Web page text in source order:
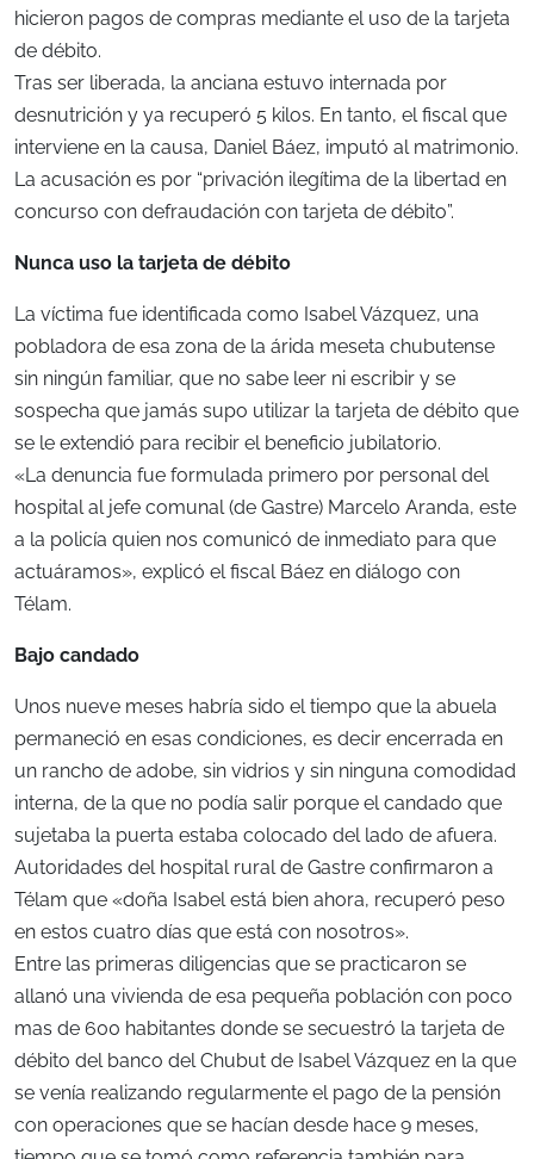
hicieron pagos de compras mediante el uso de la tarjeta
de débito.
Tras ser liberada, la anciana estuvo internada por
desnutrición y ya recuperó 5 kilos. En tanto, el fiscal que
interviene en la causa, Daniel Báez, imputó al matrimonio.
La acusación es por “privación ilegítima de la libertad en
concurso con defraudación con tarjeta de débito”.
Nunca uso la tarjeta de débito
La víctima fue identificada como Isabel Vázquez, una
pobladora de esa zona de la árida meseta chubutense
sin ningún familiar, que no sabe leer ni escribir y se
sospecha que jamás supo utilizar la tarjeta de débito que
se le extendió para recibir el beneficio jubilatorio.
«La denuncia fue formulada primero por personal del
hospital al jefe comunal (de Gastre) Marcelo Aranda, este
a la policía quien nos comunicó de inmediato para que
actuáramos», explicó el fiscal Báez en diálogo con
Télam.
Bajo candado
Unos nueve meses habría sido el tiempo que la abuela
permaneció en esas condiciones, es decir encerrada en
un rancho de adobe, sin vidrios y sin ninguna comodidad
interna, de la que no podía salir porque el candado que
sujetaba la puerta estaba colocado del lado de afuera.
Autoridades del hospital rural de Gastre confirmaron a
Télam que «doña Isabel está bien ahora, recuperó peso
en estos cuatro días que está con nosotros».
Entre las primeras diligencias que se practicaron se
allanó una vivienda de esa pequeña población con poco
mas de 600 habitantes donde se secuestró la tarjeta de
débito del banco del Chubut de Isabel Vázquez en la que
se venía realizando regularmente el pago de la pensión
con operaciones que se hacían desde hace 9 meses,